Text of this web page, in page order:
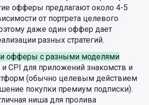
офферы предлагают около 4-5
от портрета целевого
даже один оффер дает
разных стратегий.
офферы с разными моделями
и CPI для приложений знакомств и
(обычно целевым действием
покупки премиум подписки).
ниша для пролива